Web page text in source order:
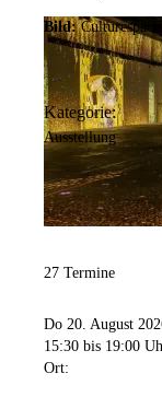
Bild:
Kategorie:
Ausstellung
27 Termine
Do 20. August
15:30 bis 19:00
Ort: